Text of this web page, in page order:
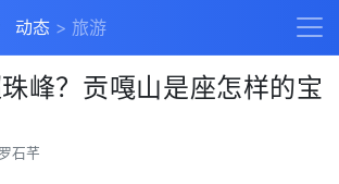
动态 旅游
峰？贡嘎山是座怎样的宝
罗石芊